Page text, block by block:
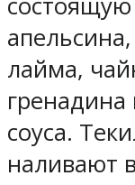
лайма,
гренадина
соуса.
наливают